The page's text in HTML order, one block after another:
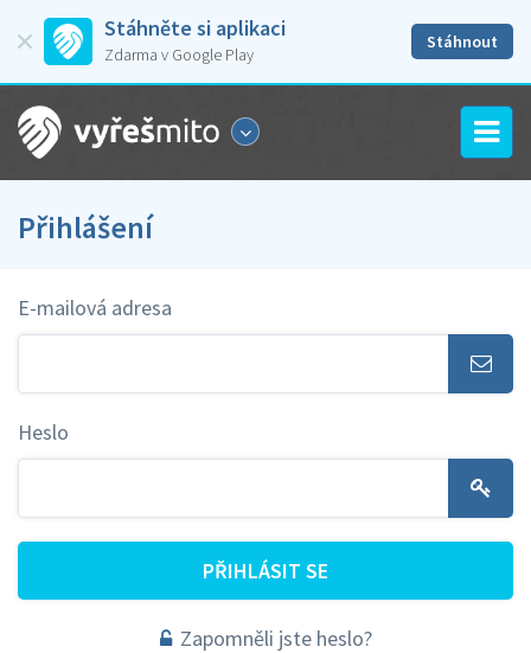
Stáhněte si aplikaci
Zdarma v Google Play
Stáhnout
Přihlášení
E-mailová adresa
Heslo
PŘIHLÁSIT SE
Zapomněli jste heslo?